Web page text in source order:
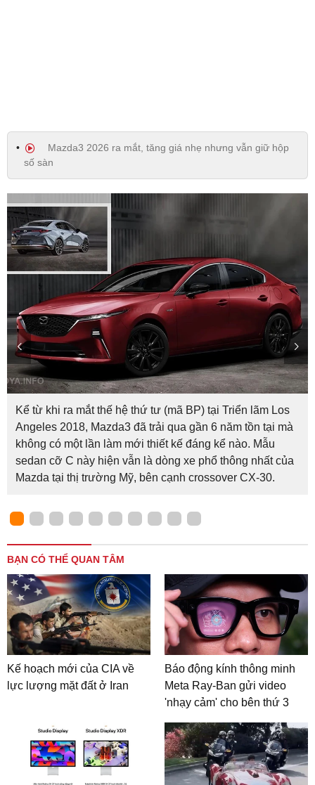
Mazda3 2026 ra mắt, tăng giá nhẹ nhưng vẫn giữ hộp
số sàn
Kể từ khi ra mắt thế hệ thứ tư (mã BP) tại Triển lãm Los
Angeles 2018, Mazda3 đã trải qua gần 6 năm tồn tại mà
không có một lần làm mới thiết kế đáng kể nào. Mẫu
sedan cỡ C này hiện vẫn là dòng xe phổ thông nhất của
Mazda tại thị trường Mỹ, bên cạnh crossover CX-30.
BẠN CÓ THỂ QUAN TÂM
Kế hoạch mới của CIA về
lực lượng mặt đất ở Iran
Báo động kính thông minh
Meta Ray-Ban gửi video
'nhạy cảm' cho bên thứ 3